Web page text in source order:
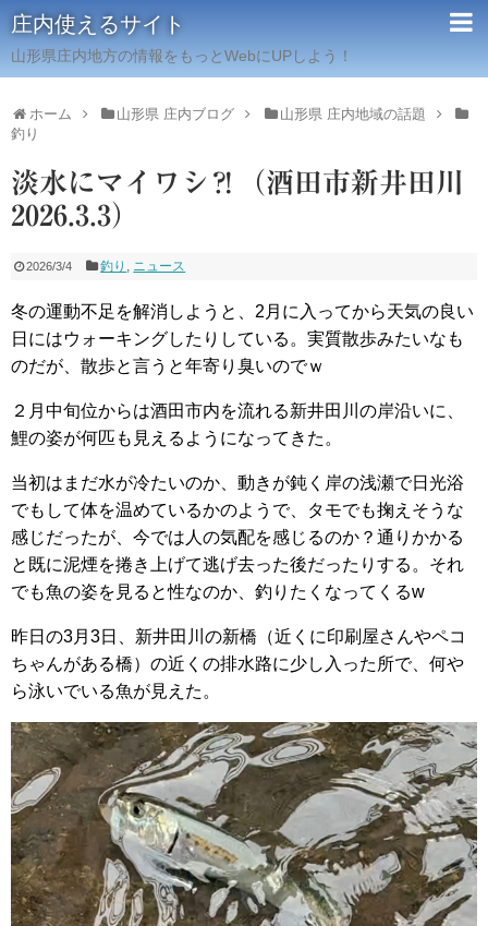
庄内使えるサイト
山形県庄内地方の情報をもっとWebにUPしよう！
ホーム 山形県 庄内ブログ
山形県 庄内地域の話題
釣り
淡水にマイワシ⁈（酒田市新井田川
2026.3.3）
2026/3/4 釣り , ニュース
冬の運動不足を解消しようと、2月に入ってから天気の良い
日にはウォーキングしたりしている。実質散歩みたいなも
のだが、散歩と言うと年寄り臭いのでｗ
２月中旬位からは酒田市内を流れる新井田川の岸沿いに、
鯉の姿が何匹も見えるようになってきた。
当初はまだ水が冷たいのか、動きが鈍く岸の浅瀬で日光浴
でもして体を温めているかのようで、タモでも掬えそうな
感じだったが、今では人の気配を感じるのか？通りかかる
と既に泥煙を捲き上げて逃げ去った後だったりする。それ
でも魚の姿を見ると性なのか、釣りたくなってくるw
昨日の3月3日、新井田川の新橋（近くに印刷屋さんやペコ
ちゃんがある橋）の近くの排水路に少し入った所で、何や
ら泳いでいる魚が見えた。